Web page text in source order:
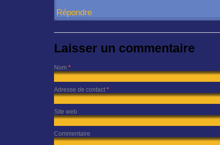
Répondre
Laisser un commentaire
Nom *
Adresse de contact *
Site web
Commentaire